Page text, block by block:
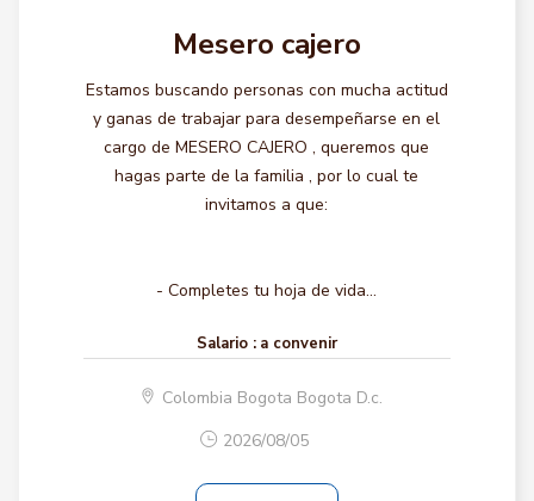
Mesero cajero
Estamos buscando personas con mucha actitud
y ganas de trabajar para desempeñarse en el
cargo de MESERO CAJERO , queremos que
hagas parte de la familia , por lo cual te
invitamos a que:
- Completes tu hoja de vida...
Salario : a convenir
Colombia Bogota Bogota D.c.
2026/08/05